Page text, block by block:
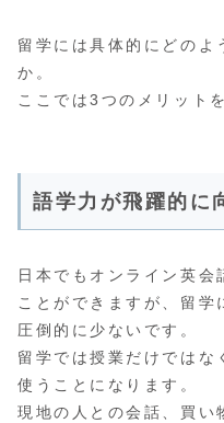
留学には具体的にどのよ
か。
ここでは3つのメリット
語学力が飛躍的に
日本でもオンライン英会
ことができますが、留学
圧倒的に少ないです。
留学では授業だけではな
使うことになります。
現地の人との会話、買い